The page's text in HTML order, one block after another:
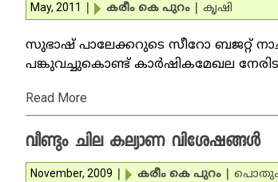
May, 2011 കരീം കെ പുറം കൃഷി
സുഭാഷ് പാലേക്കറുടെ സീറോ ബജറ്റ്
പങ്കുവച്ചുകൊണ്ട് കാര്‍ഷികമേഖല
Read More
വീണ്ടും ചില കല്യാണ വിശേഷങ്ങള്‍
November, 2009 കരീം കെ പുറം